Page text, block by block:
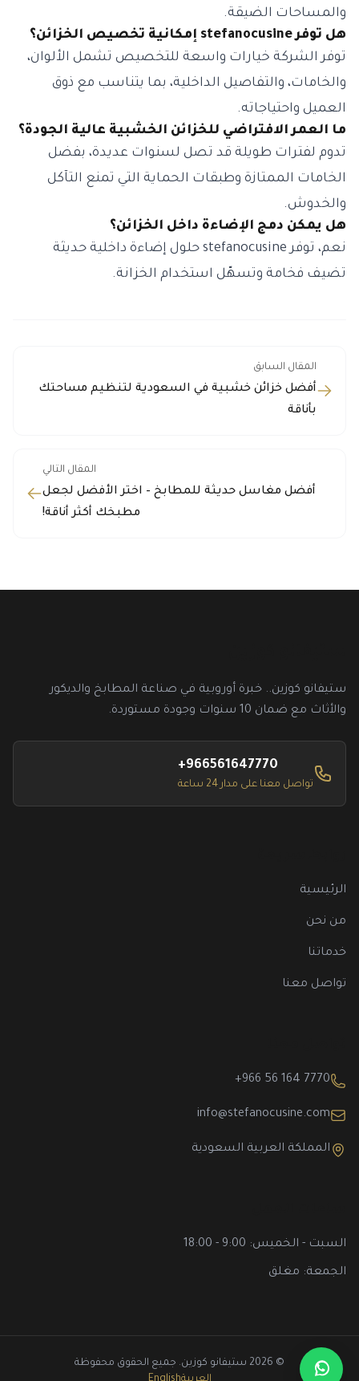
والمساحات الضيقة.
هل توفر stefanocusine إمكانية تخصيص الخزائن؟
توفر الشركة خيارات واسعة للتخصيص تشمل الألوان،
والخامات، والتفاصيل الداخلية، بما يتناسب مع ذوق
العميل واحتياجاته.
ما العمر الافتراضي للخزائن الخشبية عالية الجودة؟
تدوم لفترات طويلة قد تصل لسنوات عديدة، بفضل
الخامات الممتازة وطبقات الحماية التي تمنع التآكل
والخدوش.
هل يمكن دمج الإضاءة داخل الخزائن؟
نعم، توفر stefanocusine حلول إضاءة داخلية حديثة
تضيف فخامة وتسهّل استخدام الخزانة.
المقال السابق
أفضل خزائن خشبية في السعودية لتنظيم مساحتك
بأناقة
المقال التالي
أفضل مغاسل حديثة للمطابخ – اختر الأفضل لجعل
مطبخك أكثر أناقة!
ستيفانو كوزين.. خبرة أوروبية في صناعة المطابخ والديكور
والأثاث مع ضمان 10 سنوات وجودة مستوردة.
+966561647770
تواصل معنا على مدار 24 ساعة
الرئيسية
من نحن
خدماتنا
تواصل معنا
+966 56 164 7770
info@stefanocusine.com
المملكة العربية السعودية
السبت - الخميس: 9:00 - 18:00
الجمعة: مغلق
© 2026 ستيفانو كوزين. جميع الحقوق محفوظة